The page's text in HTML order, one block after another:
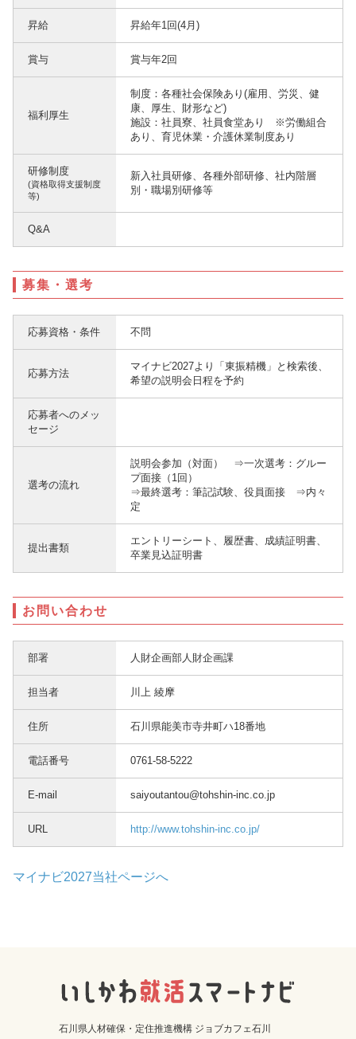
昇給 昇給年1回(4月)
賞与 賞与年2回
福利厚生
制度：各種社会保険あり(雇用、労災、健
康、厚生、財形など)
施設：社員寮、社員食堂あり ※労働組合
あり、育児休業・介護休業制度あり
研修制度
(資格取得支援制度
等)
新入社員研修、各種外部研修、社内階層
別・職場別研修等
Q&A
募集・選考
応募資格・条件 不問
応募方法
マイナビ2027より「東振精機」と検索後、
希望の説明会日程を予約
応募者へのメッ
セージ
選考の流れ
説明会参加（対面） ⇒一次選考：グルー
プ面接（1回）
⇒最終選考：筆記試験、役員面接 ⇒内々
定
提出書類
エントリーシート、履歴書、成績証明書、
卒業見込証明書
お問い合わせ
部署 人財企画部人財企画課
担当者 川上 綾摩
住所 石川県能美市寺井町ハ18番地
電話番号 0761-58-5222
E-mail saiyoutantou@tohshin-inc.co.jp
URL http://www.tohshin-inc.co.jp/
マイナビ2027当社ページへ
石川県人材確保・定住推進機構 ジョブカフェ石川